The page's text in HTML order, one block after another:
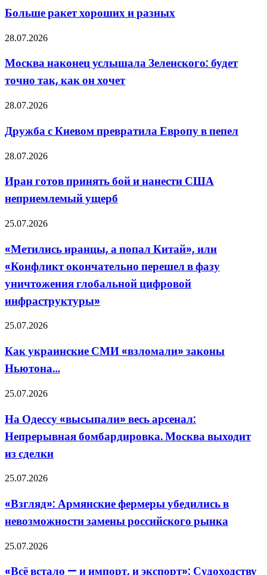
сказали,
что
выиграли
хороших
и
Больше ракет хороших и разных
Москва
услышала
Зеленского:
будет
так,
хочет
28.07.2026
Москва наконец услышала Зеленского: будет
точно так, как он хочет
Дружба
Киевом
превратила
в
28.07.2026
Дружба с Киевом превратила Европу в пепел
Иран
принять
бой
и
США
28.07.2026
Иран готов принять бой и нанести США
неприемлемый ущерб
«Метились
попал
Китай»,
«Конфликт
окончательно
перешел
фазу
глобальной
цифровой
инфраструктуры»
25.07.2026
«Метились иранцы, а попал Китай», или
«Конфликт окончательно перешел в фазу
уничтожения глобальной цифровой
инфраструктуры»
Как
СМИ
«взломали»
законы
25.07.2026
Как украинские СМИ «взломали» законы
Ньютона…
На
«высыпали»
весь
арсенал:
бомбардировка.
выходит
сделки
25.07.2026
На Одессу «высыпали» весь арсенал:
Непрерывная бомбардировка. Москва выходит
из сделки
«Взгляд»:
фермеры
убедились
в
замены
российского
25.07.2026
«Взгляд»: Армянские фермеры убедились в
невозможности замены российского рынка
«Всё
—
25.07.2026
«Всё встало — и импорт, и экспорт»: Судоходству